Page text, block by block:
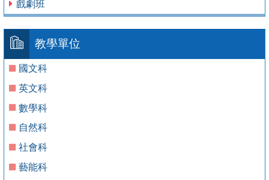
戲劇班
教學單位
國文科
英文科
數學科
自然科
社會科
藝能科